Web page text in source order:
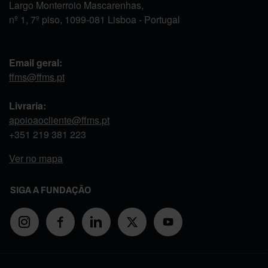
Largo Monterroio Mascarenhas,
nº 1, 7º piso, 1099-081 Lisboa - Portugal
Email geral:
ffms@ffms.pt
Livraria:
apoioaocliente@ffms.pt
+351 219 381 223
Ver no mapa
SIGA A FUNDAÇÃO